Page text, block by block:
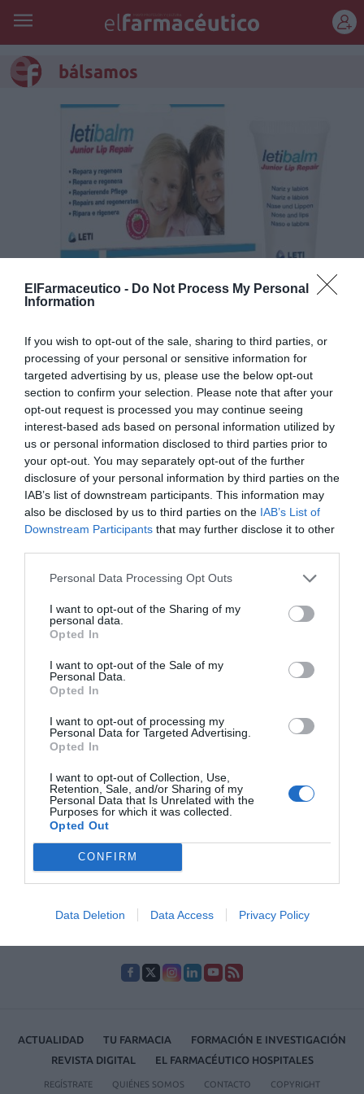
ElFarmaceutico - Do Not Process My Personal
Information
If you wish to opt-out of the sale, sharing to third parties, or
processing of your personal or sensitive information for
targeted advertising by us, please use the below opt-out
section to confirm your selection. Please note that after your
opt-out request is processed you may continue seeing
interest-based ads based on personal information utilized by
us or personal information disclosed to third parties prior to
your opt-out. You may separately opt-out of the further
disclosure of your personal information by third parties on the
IAB’s list of downstream participants. This information may
also be disclosed by us to third parties on the IAB’s List of
Downstream Participants that may further disclose it to other
Personal Data Processing Opt Outs
I want to opt-out of the Sharing of my
personal data.
Opted In
I want to opt-out of the Sale of my
Personal Data.
Opted In
I want to opt-out of processing my
Personal Data for Targeted Advertising.
Opted In
I want to opt-out of Collection, Use,
Retention, Sale, and/or Sharing of my
Personal Data that Is Unrelated with the
Purposes for which it was collected.
Opted Out
CONFIRM
Data Deletion Data Access Privacy Policy
bálsamos
Letibalm Junior Lip Repair
Noticias y novedades Redacción
02/11/2017
Laboratorios LETI presenta Letibalm Junior Lip Repair, un nuevo
bálsamo reparador de nariz y labios concebido específicamente para
niños de 6 a 12 años.
Carmex, el primer bálsamo con
historia
Noticias y novedades
Redacción
21/12/2015
Alfred Woelbing, creador de Carmex, sufría
emprendedor y su habilidad para la química
problema gracias a la creación de un
a producir como Carmex.
farmacéutico
Gestión 360 Redacción
con objeto de proteger la piel de la acción irritativa local de heces y
orina, favorecida por el hecho de crearse en la zona un
microambiente húmedo en razón de la presencia del pañal durante
Lo más leído
No se han encontrado artículos
ACTUALIDAD TU FARMACIA
FORMACIÓN E INVESTIGACIÓN
REVISTA DIGITAL
EL FARMACÉUTICO HOSPITALES
REGÍSTRATE QUIÉNES SOMOS CONTACTO COPYRIGHT